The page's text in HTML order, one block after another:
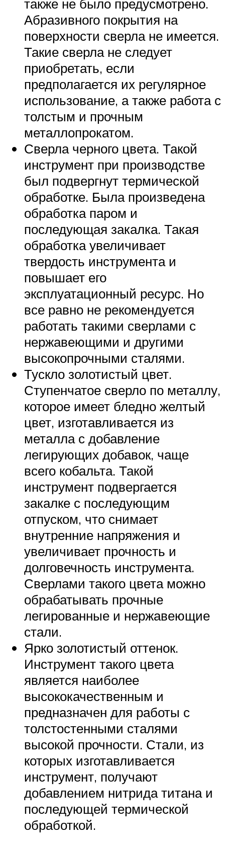
также не было предусмотрено.
Абразивного покрытия на
поверхности сверла не имеется.
Такие сверла не следует
приобретать, если
предполагается их регулярное
использование, а также работа с
толстым и прочным
металлопрокатом.
Сверла черного цвета. Такой
инструмент при производстве
был подвергнут термической
обработке. Была произведена
обработка паром и
последующая закалка. Такая
обработка увеличивает
твердость инструмента и
повышает его
эксплуатационный ресурс. Но
все равно не рекомендуется
работать такими сверлами с
нержавеющими и другими
высокопрочными сталями.
Тускло золотистый цвет.
Ступенчатое сверло по металлу,
которое имеет бледно желтый
цвет, изготавливается из
металла с добавление
легирующих добавок, чаще
всего кобальта. Такой
инструмент подвергается
закалке с последующим
отпуском, что снимает
внутренние напряжения и
увеличивает прочность и
долговечность инструмента.
Сверлами такого цвета можно
обрабатывать прочные
легированные и нержавеющие
стали.
Ярко золотистый оттенок.
Инструмент такого цвета
является наиболее
высококачественным и
предназначен для работы с
толстостенными сталями
высокой прочности. Стали, из
которых изготавливается
инструмент, получают
добавлением нитрида титана и
последующей термической
обработкой.